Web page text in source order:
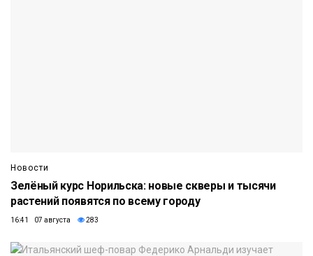
Новости
Зелёный курс Норильска: новые скверы и тысячи
растений появятся по всему городу
16:41 07 августа 283